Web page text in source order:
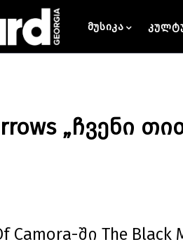
მუსიკა
„ჩვენი
Camora-ში The